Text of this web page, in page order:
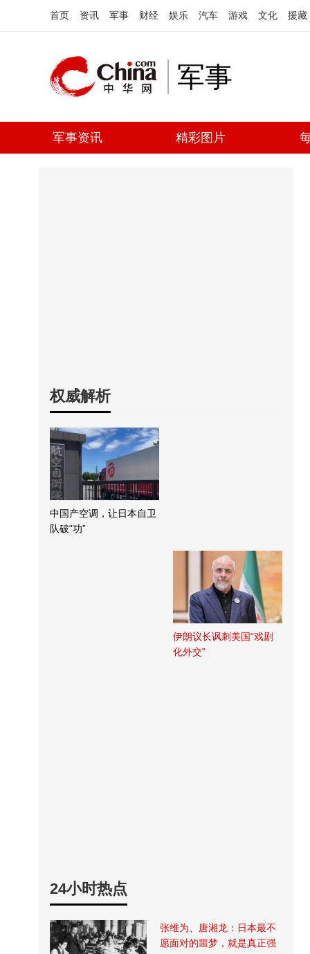
首页 资讯 军事 财经 娱乐 汽车 游戏 文化 援藏
军事
军事资讯 精彩图片
权威解析
中国产空调，让日本自卫
队破“功”
伊朗议长讽刺美国“戏剧
化外交”
24小时热点
张维为、唐湘龙：日本最不
愿面对的噩梦，就是真正强